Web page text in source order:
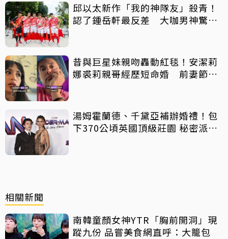
邱以太新作「我的神隊友」殺青！
認了鍾岳軒最反差 大咖男神驚喜
昔與巨星妹親吻轟動紅毯！安潔莉
娜裘莉親哥經歷短命婚 前妻節目
湯姆霍蘭德、千黛亞補辦婚禮！包
下370公頃英國頂級莊園 秘密派對
相關新聞
南韓童顏女神YTR「胸前開洞」現
蹤九份 品嘗美食網直呼：大籠包